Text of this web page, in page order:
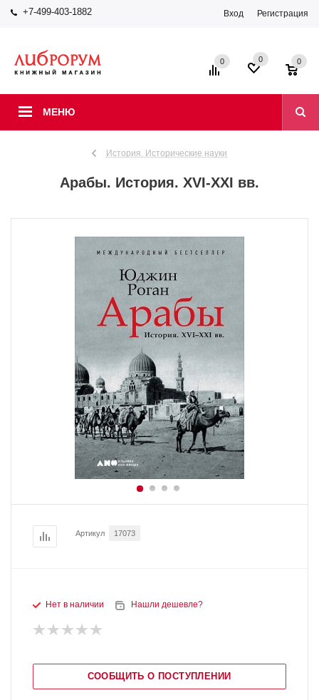
+7-499-403-1882 Вход Регистрация
МЕНЮ
0 0 0
История. Исторические науки
Арабы. История. XVI-XXI вв.
Артикул 17073
Нет в наличии Нашли дешевле?
СООБЩИТЬ О ПОСТУПЛЕНИИ